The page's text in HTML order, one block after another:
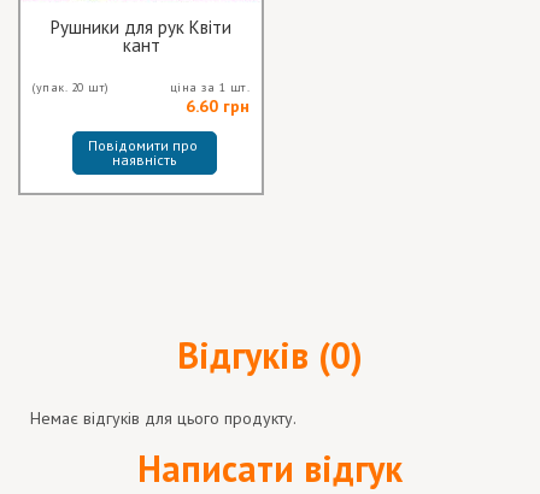
Рушники для рук Квіти
кант
(упак. 20 шт) ціна за 1 шт.
6.60 грн
Повідомити про
наявність
Відгуків (0)
Немає відгуків для цього продукту.
Написати відгук